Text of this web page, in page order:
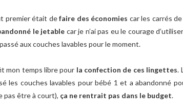
premier était defaire des économies car les carrés
le jetable car je n’ai pas eu le courage
aux couches lavables pour le moment.
mon temps libre pour la confection de ces lingettes.
couches lavables pour bébé 1 et a abandonné
pas être à court), ça ne rentrait pas dans le budget.